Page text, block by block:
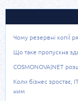
Чому резервні копіЇ
Що таке пропускна
COSMONOVA|NET
Коли бізнес зростає,
ним